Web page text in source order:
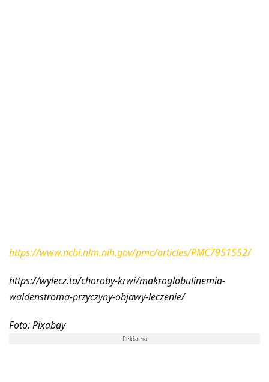
https://www.ncbi.nlm.nih.gov/pmc/articles/PMC7951552/
https://wylecz.to/choroby-krwi/makroglobulinemia-
waldenstroma-przyczyny-objawy-leczenie/
Foto: Pixabay
Reklama